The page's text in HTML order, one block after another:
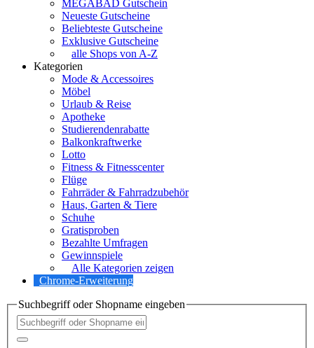
MEGABAD Gutschein
Neueste Gutscheine
Beliebteste Gutscheine
Exklusive Gutscheine
alle Shops von A-Z
Kategorien
Mode & Accessoires
Möbel
Urlaub & Reise
Apotheke
Studierendenrabatte
Balkonkraftwerke
Lotto
Fitness & Fitnesscenter
Flüge
Fahrräder & Fahrradzubehör
Haus, Garten & Tiere
Schuhe
Gratisproben
Bezahlte Umfragen
Gewinnspiele
Alle Kategorien zeigen
Chrome-Erweiterung
Suchbegriff oder Shopname eingeben